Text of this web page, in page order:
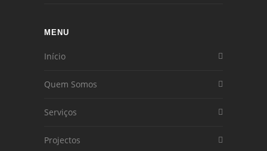
MENU
Início
Quem Somos
Serviços
Projectos